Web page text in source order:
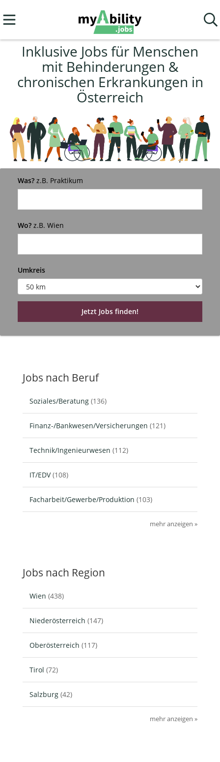
Inklusive Jobs für Menschen
mit Behinderungen &
chronischen Erkrankungen in
Österreich
Was? z.B. Praktikum
Wo? z.B. Wien
Umkreis
Jobs nach Beruf
Soziales/Beratung (136)
Finanz-/Bankwesen/Versicherungen (121)
Technik/Ingenieurwesen (112)
IT/EDV (108)
Facharbeit/Gewerbe/Produktion (103)
mehr anzeigen »
Jobs nach Region
Wien (438)
Niederösterreich (147)
Oberösterreich (117)
Tirol (72)
Salzburg (42)
mehr anzeigen »